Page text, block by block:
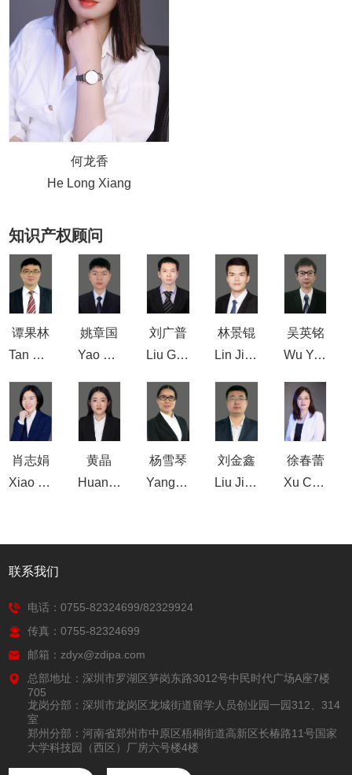
何龙香
He Long Xiang
知识产权顾问
谭果林
Tan Guo Lin
姚章国
Yao Zhang Guo
刘广普
Liu Guang Pu
林景锟
Lin Jing Kun
吴英铭
Wu Ying Ming
肖志娟
Xiao Zhi Juan
黄晶
Huang Jing
杨雪琴
Yang Xue Qin
刘金鑫
Liu Jin Xin
徐春蕾
Xu Chun Lei
联系我们
电话：0755-82324699/82329924
传真：0755-82324699
邮箱：zdyx@zdipa.com
总部地址：深圳市罗湖区笋岗东路3012号中民时代广场A座7楼
705
龙岗分部：深圳市龙岗区龙城街道留学人员创业园一园312、314
室
郑州分部：河南省郑州市中原区梧桐街道高新区长椿路11号国家
大学科技园（西区）厂房六号楼4楼